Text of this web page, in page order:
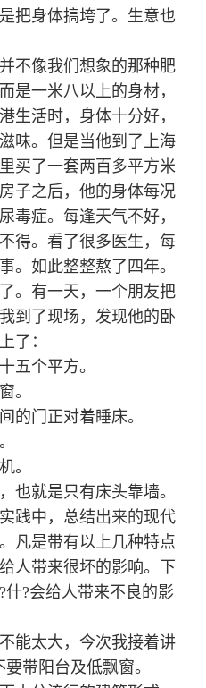
把身体搞垮了。生意也
不像我们想象的那种肥
是一米八以上的身材，
生活时，身体十分好，
味。但是当他到了上海
买了一套两百多平方米
子之后，他的身体每况
毒症。每逢天气不好，
得。看了很多医生，每
。如此整整熬了四年。
。有一天，一个朋友把
到了现场，发现他的卧
了：
五个平方。
。
的门正对着睡床。
。
也就是只有床头靠墙。
践中，总结出来的现代
凡是带有以上几种特点
人带来很坏的影响。下
?会给人带来不良的影
能太大，今次我接着讲
带阳台及低飘窗。